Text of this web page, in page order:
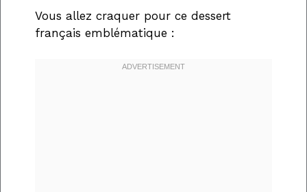
Vous allez craquer pour ce dessert
français emblématique :